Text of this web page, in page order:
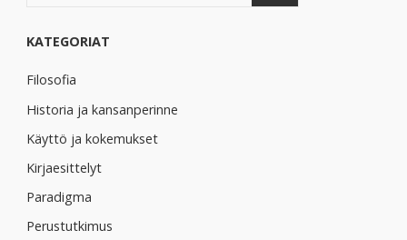
KATEGORIAT
Filosofia
Historia ja kansanperinne
Käyttö ja kokemukset
Kirjaesittelyt
Paradigma
Perustutkimus